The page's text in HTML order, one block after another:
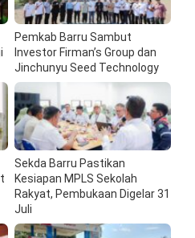
Pemkab Barru Sambut
Investor Firman’s Group dan
Jinchunyu Seed Technology
Sekda Barru Pastikan
Kesiapan MPLS Sekolah
Rakyat, Pembukaan Digelar 31
Juli